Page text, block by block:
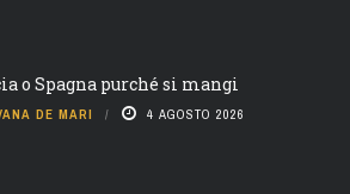
o Spagna purché si mangi
DE MARI 4 AGOSTO 2026